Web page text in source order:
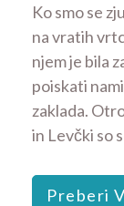
Ko smo se
na vratih
njem je bila
poiskati
zaklada.
in Levčki so
Preberi